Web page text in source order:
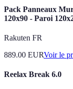
Pack Panneaux
120x90 - Paroi
Rakuten FR
889.00 EURVoir le
Reelax Break 6.0